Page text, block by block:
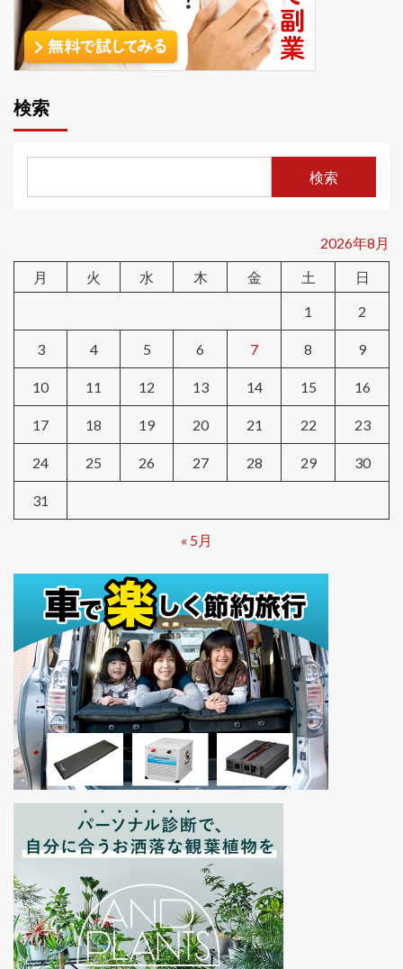
検索
検索
2026年8月
月
火 水 木 金 土
日
1
2
3 4 5 6 7 8 9
10 11 12 13 14 15 16
17 18 19 20 21 22 23
24 25 26 27 28 29 30
31
« 5月